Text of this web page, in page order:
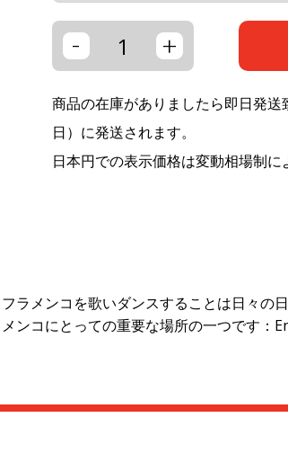
- +
商品の在庫がありましたら即日発
日）に発送されます。
日本円での表示価格は変動相場制
メンコを歌いダンスすることは日々の
ンコにとっての重要な場所の一つです